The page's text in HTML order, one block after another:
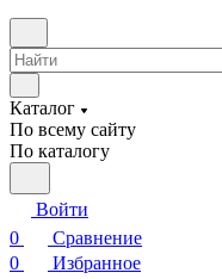
Каталог
По всему сайту
По каталогу
Войти
0
Сравнение
0
Избранное